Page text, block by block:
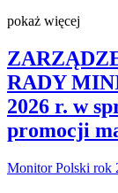
pokaż więcej
RADY
2026 r. w
promocji
Monitor Polski rok